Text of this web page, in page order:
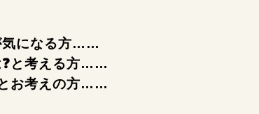
気になる方……
❓と考える方……
とお考えの方……